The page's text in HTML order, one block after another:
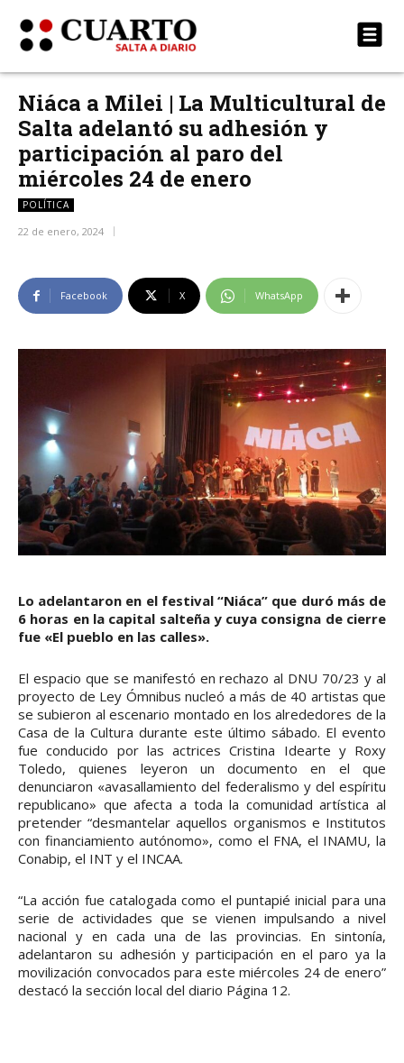
Niáca a Milei | La Multicultural de
Salta adelantó su adhesión y
participación al paro del
miércoles 24 de enero
POLÍTICA
22 de enero, 2024
Facebook X WhatsApp
Lo adelantaron en el festival “Niáca” que duró más de
6 horas en la capital salteña y cuya consigna de cierre
fue «El pueblo en las calles».
El espacio que se manifestó en rechazo al DNU 70/23 y al
proyecto de Ley Ómnibus nucleó a más de 40 artistas que
se subieron al escenario montado en los alrededores de la
Casa de la Cultura durante este último sábado. El evento
fue conducido por las actrices Cristina Idearte y Roxy
Toledo, quienes leyeron un documento en el que
denunciaron «avasallamiento del federalismo y del espíritu
republicano» que afecta a toda la comunidad artística al
pretender “desmantelar aquellos organismos e Institutos
con financiamiento autónomo», como el FNA, el INAMU, la
Conabip, el INT y el INCAA.
“La acción fue catalogada como el puntapié inicial para una
serie de actividades que se vienen impulsando a nivel
nacional y en cada una de las provincias. En sintonía,
adelantaron su adhesión y participación en el paro ya la
movilización convocados para este miércoles 24 de enero”
destacó la sección local del diario Página 12.